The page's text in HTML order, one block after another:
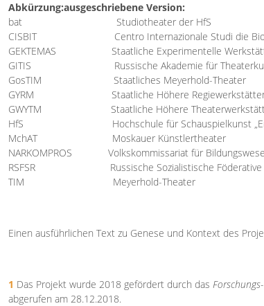
Abkürzung:ausgeschriebene Version:
bat
Studiotheater der HfS
CISBIT
Centro Internazionale Studi die
GEKTEMAS
Staatliche Experimentelle
GITIS
Russische Akademie für
GosTIM
Staatliches Meyerhold-Theater
GYRM
Staatliche Höhere
GWYTM
Staatliche Höhere
HfS
Hochschule für Schauspielkunst
MchAT
Moskauer Künstlertheater
NARKOMPROS
Volkskommissariat für
RSFSR
Russische Sozialistische
TIM Meyerhold-Theater
Einen ausführlichen Text zu Genese und Kontext des
1 Das Projekt wurde 2018 gefördert durch das
abgerufen am 28.12.2018.